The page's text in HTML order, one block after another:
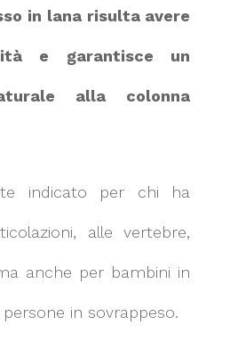
in lana risulta avere
e garantisce un
alla colonna
indicato per chi ha
alle vertebre,
anche per bambini in
in sovrappeso.